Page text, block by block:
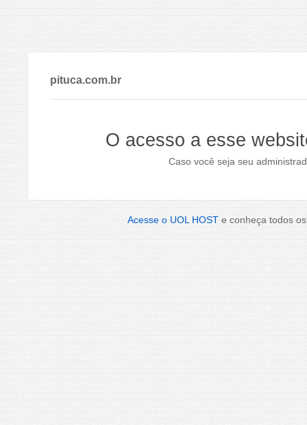
pituca.com.br
O acesso a esse
Caso você seja seu
Acesse o UOL HOST e conheça todos